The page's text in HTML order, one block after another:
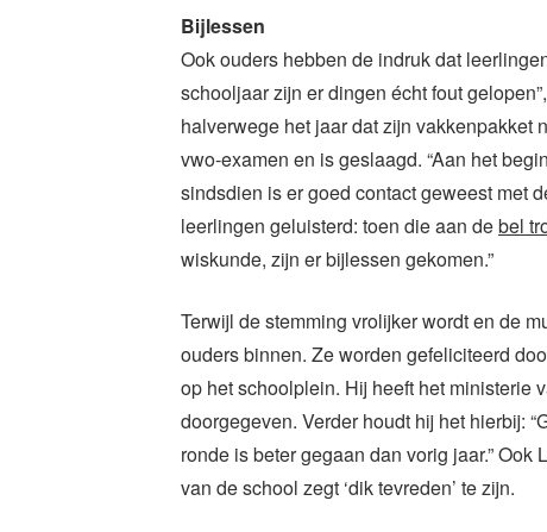
Bijlessen
Ook ouders hebben de indruk dat
schooljaar zijn er dingen écht fout
halverwege het jaar dat zijn vakkenpakket
vwo-examen en is geslaagd. “Aan het
sindsdien is er goed contact geweest met
leerlingen geluisterd: toen die aan debel
wiskunde, zijn er bijlessen gekomen.”
Terwijl de stemming vrolijker wordt en de
ouders binnen. Ze worden gefeliciteerd
op het schoolplein. Hij heeft het ministerie
doorgegeven. Verder houdt hij het hierbij:
ronde is beter gegaan dan vorig jaar.”
van de school zegt ‘dik tevreden’ te zijn.